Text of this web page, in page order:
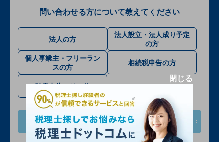
問い合わせる方について教えてください
法人の方
法人設立・法人成り予定
の方
個人事業主・フリーラン
スの方
相続税申告の方
確定申告・その他
次へ
閉じる